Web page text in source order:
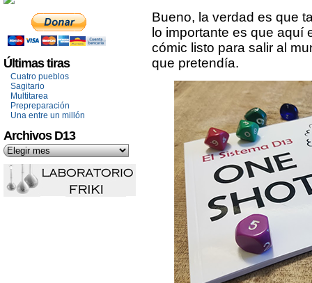
Últimas tiras
Cuatro pueblos
Sagitario
Multitarea
Prepreparación
Una entre un millón
Archivos D13
Bueno, la verdad es que
lo importante es que aquí
cómic listo para salir al
que pretendía.